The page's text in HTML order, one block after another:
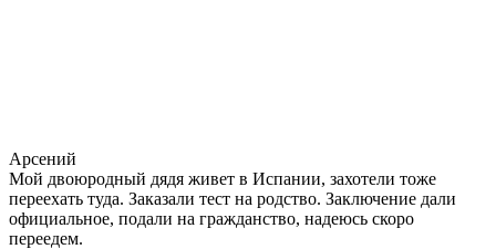
Арсений
Мой двоюродный дядя живет в Испании, захотели тоже
переехать туда. Заказали тест на родство. Заключение дали
официальное, подали на гражданство, надеюсь скоро
переедем.